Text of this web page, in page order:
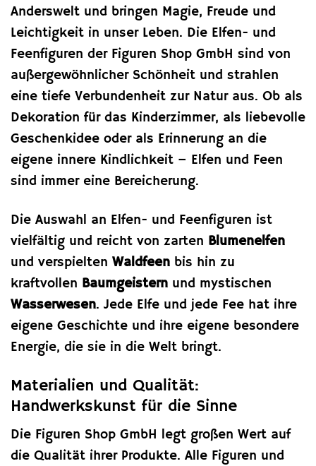
Anderswelt und bringen Magie, Freude und
Leichtigkeit in unser Leben. Die Elfen- und
Feenfiguren der Figuren Shop GmbH sind von
außergewöhnlicher Schönheit und strahlen
eine tiefe Verbundenheit zur Natur aus. Ob als
Dekoration für das Kinderzimmer, als liebevolle
Geschenkidee oder als Erinnerung an die
eigene innere Kindlichkeit – Elfen und Feen
sind immer eine Bereicherung.
Die Auswahl an Elfen- und Feenfiguren ist
vielfältig und reicht von zarten Blumenelfen
und verspielten Waldfeen bis hin zu
kraftvollen Baumgeistern und mystischen
Wasserwesen. Jede Elfe und jede Fee hat ihre
eigene Geschichte und ihre eigene besondere
Energie, die sie in die Welt bringt.
Materialien und Qualität:
Handwerkskunst für die Sinne
Die Figuren Shop GmbH legt großen Wert auf
die Qualität ihrer Produkte. Alle Figuren und